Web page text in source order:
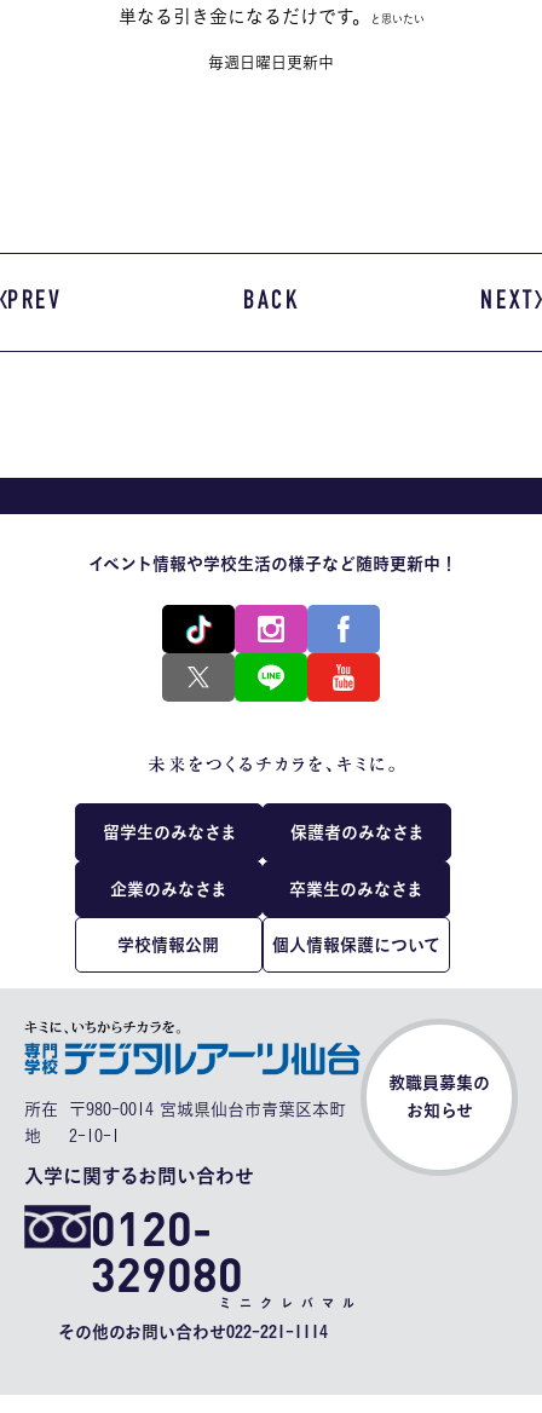
単なる引き金になるだけです。 と思いたい
毎週日曜日更新中
PREV BACK NEXT
イベント情報や学校生活の様子など随時更新中！
留学生のみなさま 保護者のみなさま
企業のみなさま 卒業生のみなさま
学校情報公開 個人情報保護について
所在
地
〒980-0014 宮城県仙台市青葉区本町
2-10-1
入学に関するお問い合わせ
0120-
329080
ミニクレバマル
その他のお問い合わせ022-221-1114
教職員募集の
お知らせ